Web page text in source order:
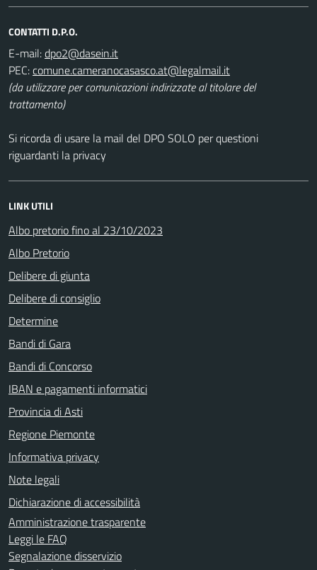
CONTATTI D.P.O.
E-mail:
PEC:
(da utilizzare per comunicazioni indirizzate al titolare del
trattamento)
Si ricorda di usare la mail del DPO SOLO per questioni
riguardanti la privacy
LINK UTILI
Albo pretorio fino al 23/10/2023
Albo Pretorio
Delibere di giunta
Delibere di consiglio
Determine
Bandi di Gara
Bandi di Concorso
IBAN e pagamenti informatici
Provincia di Asti
Regione Piemonte
Informativa privacy
Note legali
Dichiarazione di accessibilità
Amministrazione trasparente
Leggi le FAQ
Segnalazione disservizio